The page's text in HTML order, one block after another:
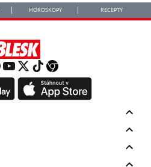
HOROSKOPY RECEPTY